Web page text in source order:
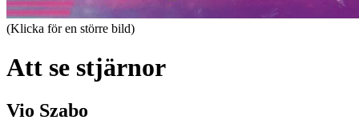
(Klicka för en större bild)
Att se stjärnor
Vio Szabo